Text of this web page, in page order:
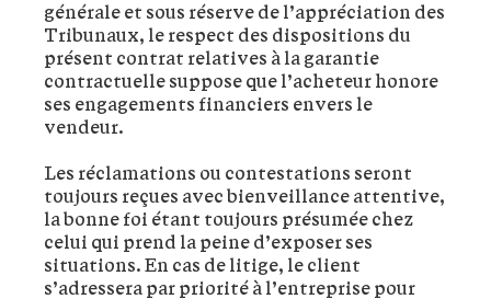
générale et sous réserve de l’appréciation des
Tribunaux, le respect des dispositions du
présent contrat relatives à la garantie
contractuelle suppose que l’acheteur honore
ses engagements financiers envers le
vendeur.
Les réclamations ou contestations seront
toujours reçues avec bienveillance attentive,
la bonne foi étant toujours présumée chez
celui qui prend la peine d’exposer ses
situations. En cas de litige, le client
s’adressera par priorité à l’entreprise pour